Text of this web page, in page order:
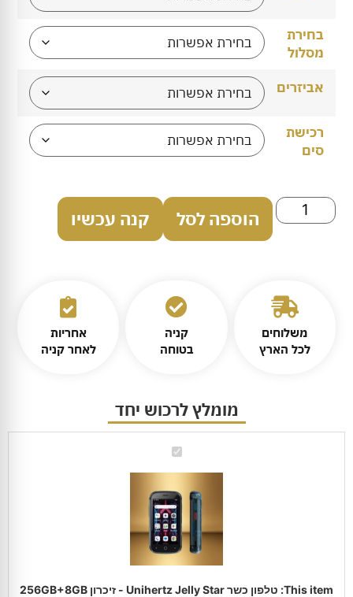
בחירת
מסלול
אביזרים
רכישת
סים
הוספה לסל קנה עכשיו
משלוחים
לכל הארץ
קניה
בטוחה
אחריות
לאחר קניה
מומלץ לרכוש יחד
טלפון
כשר
Unihertz
Star
-
זיכרון
256GB+8GB
RAM
|
רשמי
This item: טלפון כשר Unihertz Jelly Star - זיכרון 256GB+8GB